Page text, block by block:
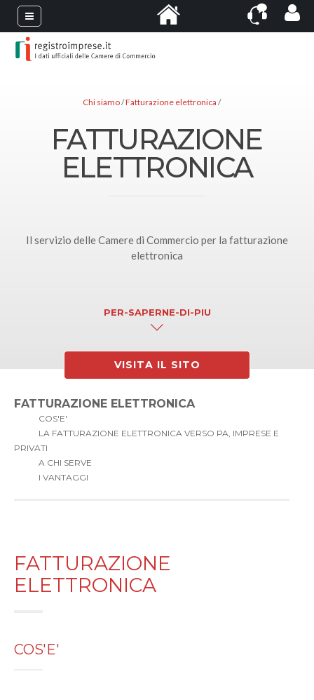
Chi siamo Fatturazione elettronica
FATTURAZIONE
ELETTRONICA
Il servizio delle Camere di Commercio per la fatturazione
elettronica
PER-SAPERNE-DI-PIU
VISITA IL SITO
FATTURAZIONE ELETTRONICA
COS'E'
LA FATTURAZIONE ELETTRONICA VERSO PA, IMPRESE E
PRIVATI
A CHI SERVE
I VANTAGGI
FATTURAZIONE
ELETTRONICA
COS'E'